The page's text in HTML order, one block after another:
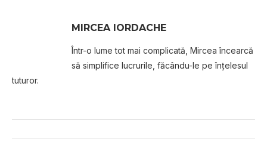
MIRCEA IORDACHE
Într-o lume tot mai complicată, Mircea încearcă
să simplifice lucrurile, făcându-le pe înțelesul
tuturor.